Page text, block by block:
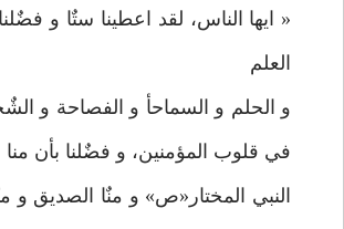
« ایها الناس، لقد اعطینا ستٌا و
العلم
و الحلم و السماحأ و الفصاحة و
في قلوب المؤمنین، و فضٌلنا بأن منا
النبي المختار«ص» و منٌا الصدیق و